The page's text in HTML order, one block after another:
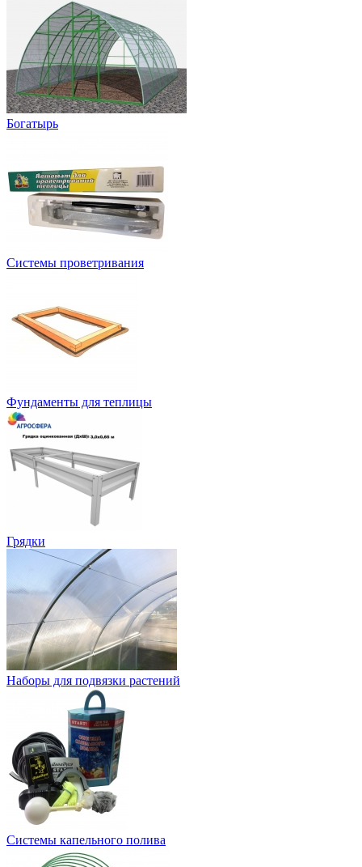
Богатырь
Системы проветривания
Фундаменты для теплицы
Грядки
Наборы для подвязки растений
Системы капельного полива